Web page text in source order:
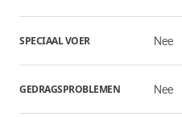
SPECIAAL VOER Nee
GEDRAGSPROBLEMEN Nee